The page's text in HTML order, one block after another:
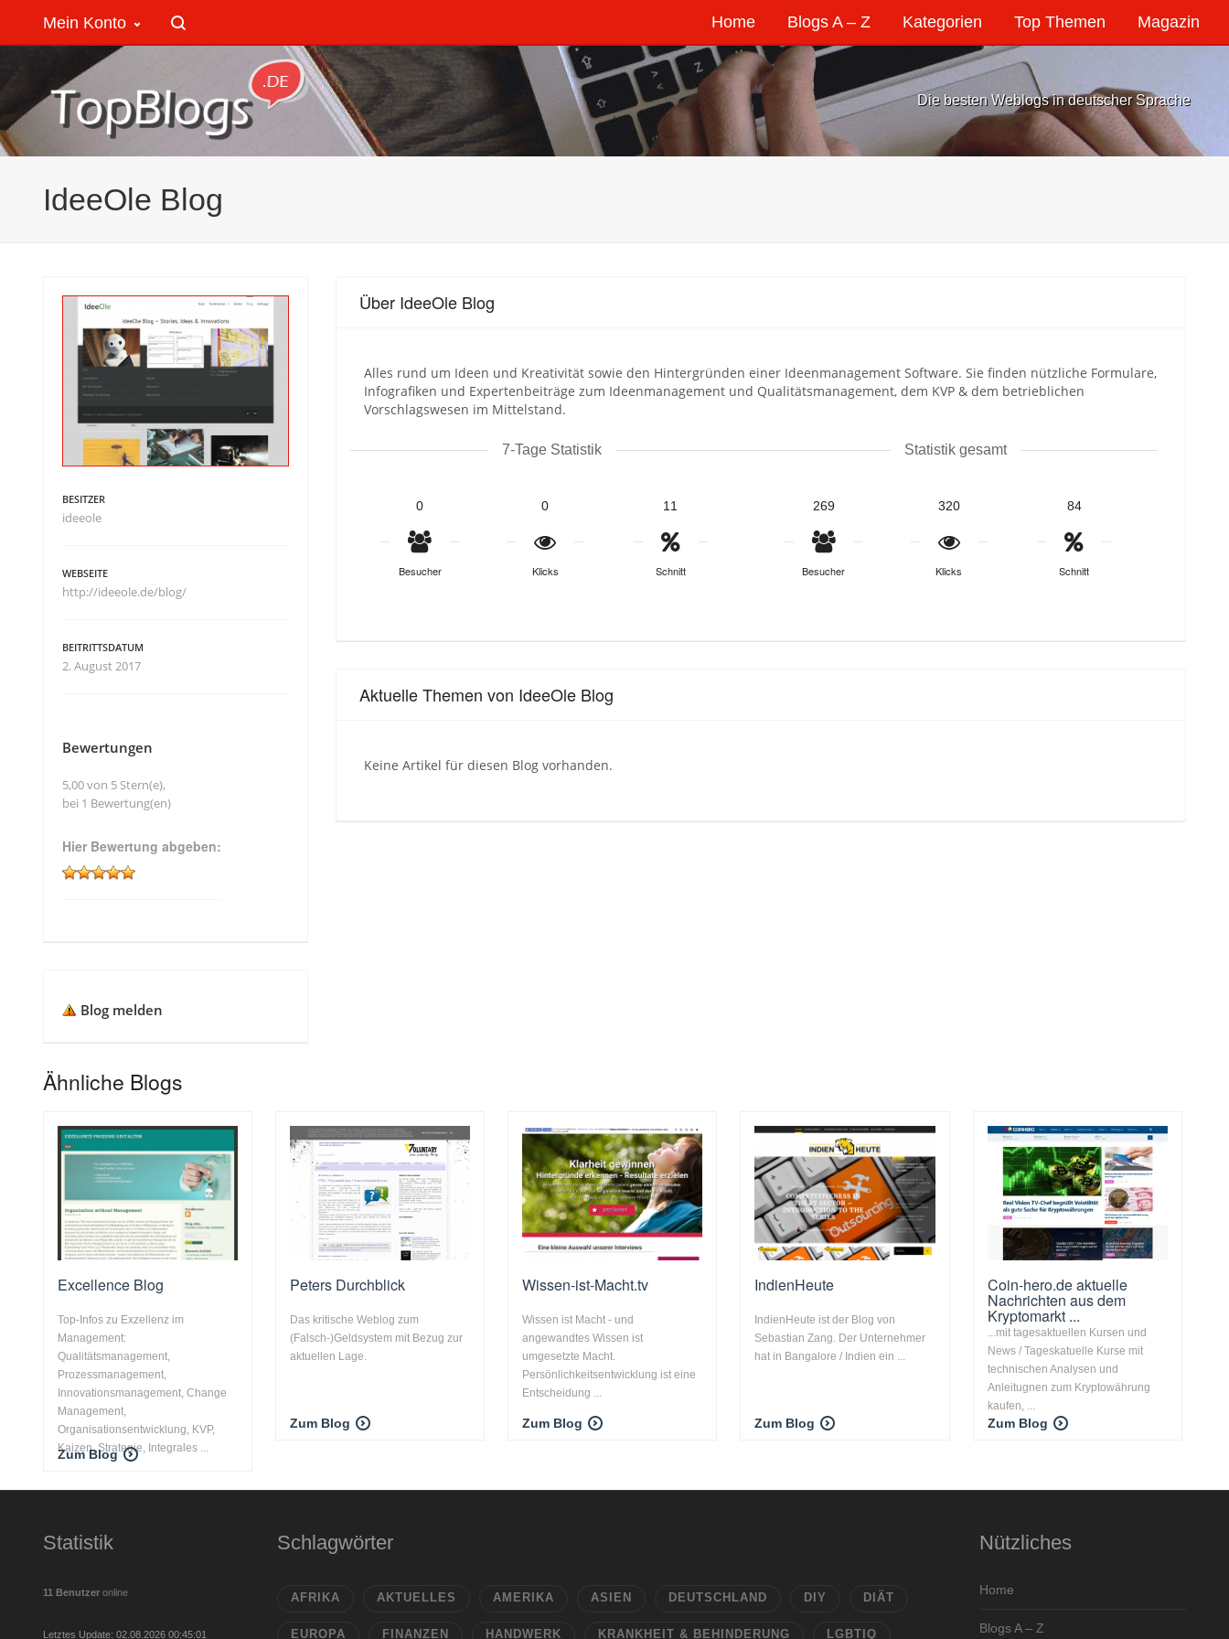
Home Blogs A – Z Kategorien Top Themen Magazin
Mein Konto
Die besten Weblogs in deutscher Sprache
IdeeOle Blog
Über IdeeOle Blog
Alles rund um Ideen und Kreativität sowie den Hintergründen einer Ideenmanagement Software. Sie finden nützliche Formulare,
Infografiken und Expertenbeiträge zum Ideenmanagement und Qualitätsmanagement, dem KVP & dem betrieblichen
Vorschlagswesen im Mittelstand.
7-Tage Statistik
0
Besucher
0
Klicks
11
Schnitt
Statistik gesamt
269
Besucher
320
Klicks
84
Schnitt
Aktuelle Themen von IdeeOle Blog
Keine Artikel für diesen Blog vorhanden.
BESITZER
ideeole
WEBSEITE
http://ideeole.de/blog/
BEITRITTSDATUM
2. August 2017
Bewertungen
5,00 von 5 Stern(e),
bei 1 Bewertung(en)
Hier Bewertung abgeben:
Blog melden
Ähnliche Blogs
Excellence Blog
Top-Infos zu Exzellenz im
Management:
Qualitätsmanagement,
Prozessmanagement,
Innovationsmanagement, Change
Management,
Organisationsentwicklung, KVP,
Kaizen, Strategie, Integrales ...
Zum Blog
Peters Durchblick
Das kritische Weblog zum
(Falsch-)Geldsystem mit Bezug zur
aktuellen Lage.
Zum Blog
Wissen-ist-Macht.tv
Wissen ist Macht - und
angewandtes Wissen ist
umgesetzte Macht.
Persönlichkeitsentwicklung ist eine
Entscheidung ...
Zum Blog
IndienHeute
IndienHeute ist der Blog von
Sebastian Zang. Der Unternehmer
hat in Bangalore / Indien ein ...
Zum Blog
Coin-hero.de aktuelle
Nachrichten aus dem
Kryptomarkt ...
...mit tagesaktuellen Kursen und
News / Tageskatuelle Kurse mit
technischen Analysen und
Anleitugnen zum Kryptowährung
kaufen, ...
Zum Blog
Statistik
11 Benutzer online
Letztes Update: 02.08.2026 00:45:01
Schlagwörter
AFRIKA AKTUELLES AMERIKA ASIEN DEUTSCHLAND DIY DIÄT
EUROPA FINANZEN HANDWERK KRANKHEIT & BEHINDERUNG LGBTIQ
Nützliches
Home
Blogs A – Z